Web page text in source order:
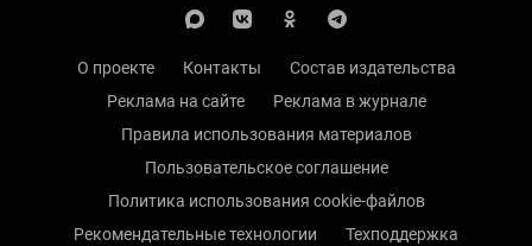
О проекте Контакты
Состав издательства
Реклама на сайте
Реклама в журнале
Правила использования материалов
Пользовательское соглашение
Политика использования cookie-файлов
Рекомендательные технологии
Техподдержка